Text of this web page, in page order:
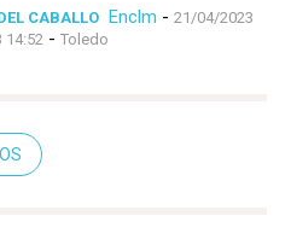
CABALLO Enclm - 21/04/2023
14:52 - Toledo